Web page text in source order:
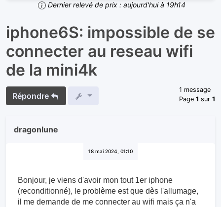
Dernier relevé de prix : aujourd'hui à 19h14
iphone6S: impossible de se
connecter au reseau wifi
de la mini4k
Répondre
1 message
Page1 sur1
dragonlune
18 mai 2024, 01:10
Bonjour, je viens d'avoir mon tout 1er iphone
(reconditionné), le problème est que dès l'allumage,
il me demande de me connecter au wifi mais ça n'a